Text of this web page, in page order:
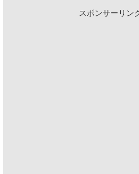
スポンサーリン